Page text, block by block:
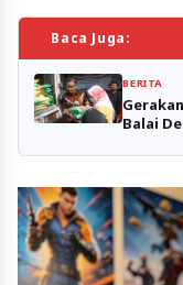
Baca Juga:
BERITA
Balai